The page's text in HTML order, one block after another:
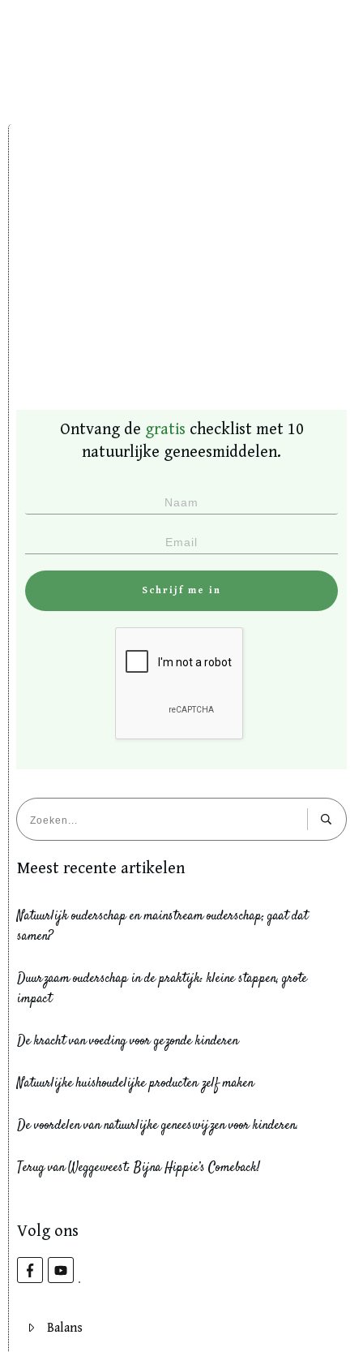
Ontvang de gratis checklist met 10
natuurlijke geneesmiddelen.
Schrijf me in
Meest recente artikelen
Natuurlijk ouderschap en mainstream ouderschap; gaat dat
samen?
Duurzaam ouderschap in de praktijk: kleine stappen, grote
impact
De kracht van voeding voor gezonde kinderen
Natuurlijke huishoudelijke producten zelf maken
De voordelen van natuurlijke geneeswijzen voor kinderen.
Terug van Weggeweest: Bijna Hippie’s Comeback!
Volg ons
Balans